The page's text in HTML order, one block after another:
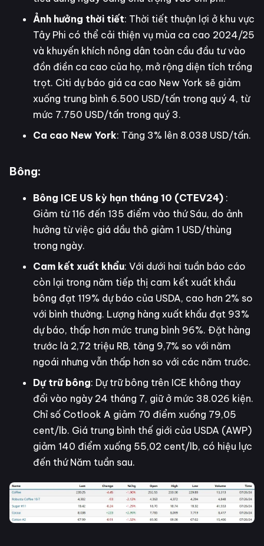
Ảnh hưởng thời tiết: Thời tiết thuận lợi ở khu vực
Tây Phi có thể cải thiện vụ mùa ca cao 2024/25
và khuyến khích nông dân toàn cầu đầu tư vào
đồn điền ca cao của họ, mở rộng diện tích trồng
trọt. Citi dự báo giá ca cao New York sẽ giảm
xuống trung bình 6.500 USD/tấn trong quý 4, từ
mức 7.750 USD/tấn trong quý 3.
Ca cao New York: Tăng 3% lên 8.038 USD/tấn.
Bông:
Bông ICE US kỳ hạn tháng 10 (CTEV24) :
Giảm từ 116 đến 135 điểm vào thứ Sáu, do ảnh
hưởng từ việc giá dầu thô giảm 1 USD/thùng
trong ngày.
Cam kết xuất khẩu: Với dưới hai tuần báo cáo
còn lại trong năm tiếp thị cam kết xuất khẩu
bông đạt 119% dự báo của USDA, cao hơn 2% so
với bình thường. Lượng hàng xuất khẩu đạt 93%
dự báo, thấp hơn mức trung bình 96%. Đặt hàng
trước là 2,72 triệu RB, tăng 9,7% so với năm
ngoái nhưng vẫn thấp hơn so với các năm trước.
Dự trữ bông: Dự trữ bông trên ICE không thay
đổi vào ngày 24 tháng 7, giữ ở mức 38.026 kiện.
Chỉ số Cotlook A giảm 70 điểm xuống 79,05
cent/lb. Giá trung bình thế giới của USDA (AWP)
giảm 140 điểm xuống 55,02 cent/lb, có hiệu lực
đến thứ Năm tuần sau.